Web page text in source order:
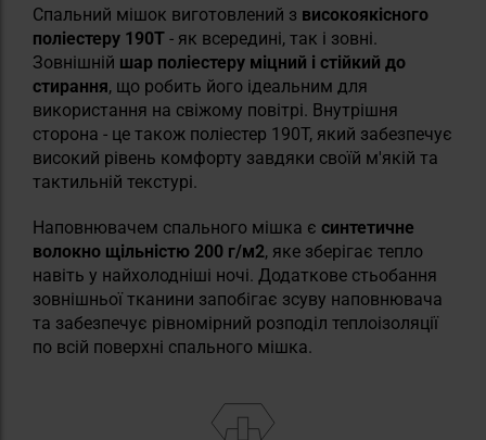
Спальний мішок виготовлений з високоякісного
поліестеру 190T - як всередині, так і зовні.
Зовнішній шар поліестеру міцний і стійкий до
стирання, що робить його ідеальним для
використання на свіжому повітрі. Внутрішня
сторона - це також поліестер 190T, який забезпечує
високий рівень комфорту завдяки своїй м'якій та
тактильній текстурі.
Наповнювачем спального мішка є синтетичне
волокно щільністю 200 г/м2, яке зберігає тепло
навіть у найхолодніші ночі. Додаткове стьобання
зовнішньої тканини запобігає зсуву наповнювача
та забезпечує рівномірний розподіл теплоізоляції
по всій поверхні спального мішка.